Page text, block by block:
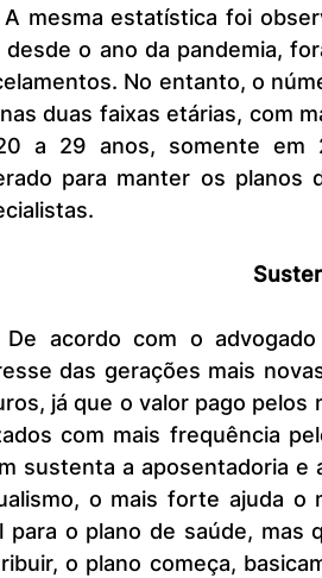
desde o ano da pandemia,
No entanto, o
duas faixas etárias, com
a 29 anos, somente em
para manter os planos
das gerações mais
já que o valor pago pelos
com mais frequência
sustenta a aposentadoria e
o mais forte ajuda o
para o plano de saúde, mas
o plano começa,